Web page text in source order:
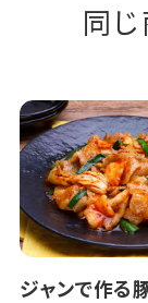
同
ジャンで作る